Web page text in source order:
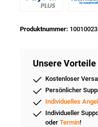
Produktnummer:
Unsere Vorteile
Kostenloser
Persönlicher
Individuelles
Individueller
oder Termin!